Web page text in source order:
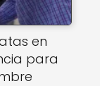
en
para